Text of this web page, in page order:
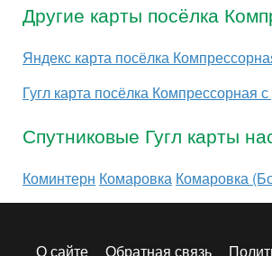
Другие карты посёлка
Яндекс карта посёлка
Гугл карта посёлка Компрессорная
Спутниковые Гугл карты
Коминтерн Комаровка Комаровка
О сайте Обратная связь